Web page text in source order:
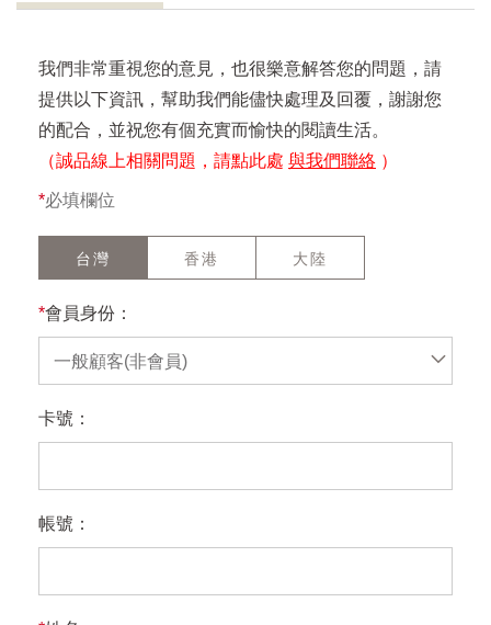
我們非常重視您的意見，也很樂意解答您的問題，請
提供以下資訊，幫助我們能儘快處理及回覆，謝謝您
的配合，並祝您有個充實而愉快的閱讀生活。
（誠品線上相關問題，請點此處 與我們聯絡 ）
*必填欄位
台灣 香港 大陸
*會員身份：
一般顧客(非會員)
卡號：
帳號：